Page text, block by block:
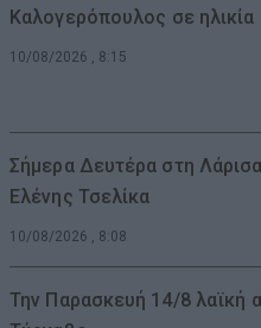
Καλογερόπουλος σε
10/08/2026 , 8:15
Σήμερα Δευτέρα στη
Ελένης Τσελίκα
10/08/2026 , 8:08
Την Παρασκευή 14/8 λαϊκή